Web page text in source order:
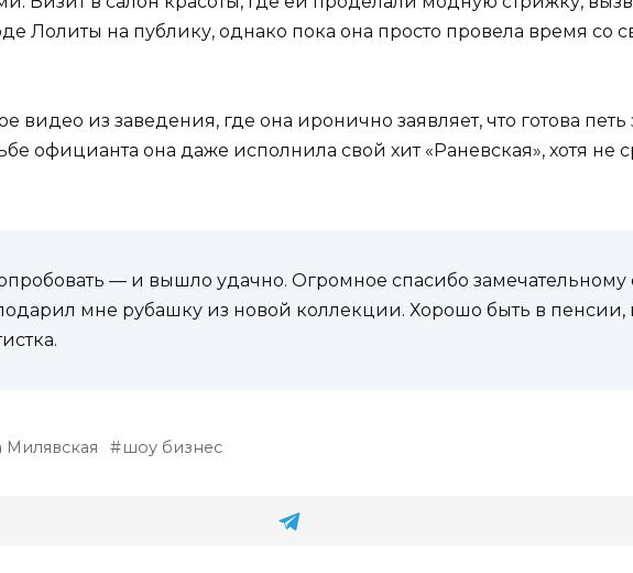
Лолиты на публику, однако пока она просто провела время со
видео из заведения, где она иронично заявляет, что готова петь
официанта она даже исполнила свой хит «Раневская», хотя не
— и вышло удачно. Огромное спасибо замечательному
мне рубашку из новой коллекции. Хорошо быть в пенсии,
Милявская шоу бизнес